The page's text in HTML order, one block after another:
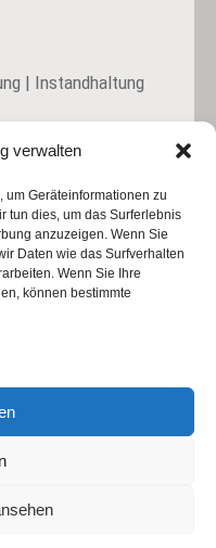
verwalten
Geräteinformationen zu
tun dies, um das Surferlebnis
anzuzeigen. Wenn Sie
Daten wie das Surfverhalten
Wenn Sie Ihre
können bestimmte
| Instandhaltung